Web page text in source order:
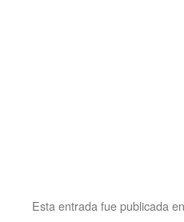
Esta entrada fue publicada en